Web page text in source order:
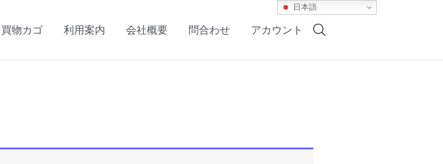
買物カゴ 利用案内 会社概要 問合わせ アカウント
日本語